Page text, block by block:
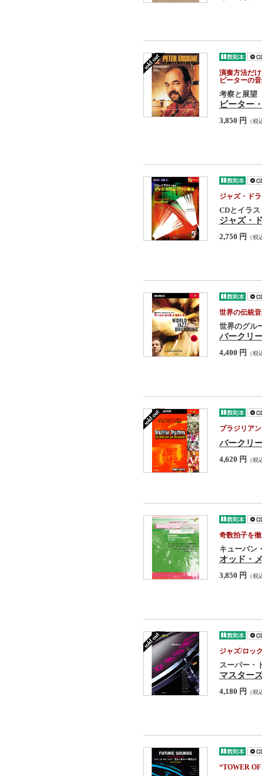
演奏方法だ
ピーターの
考察と展望
ピーター
3,850 円 （税
ジャズ・ド
CDとイラ
ジャズ・
2,750 円 （税
世界の伝統
世界のグル
バークリ
4,400 円 （税
ブラジリア
バークリ
4,620 円 （税
奇数拍子を
キューバン
オッド・
3,850 円 （税
ジャズ/ロッ
スーパー・
マスター
4,180 円 （税
“TOWER